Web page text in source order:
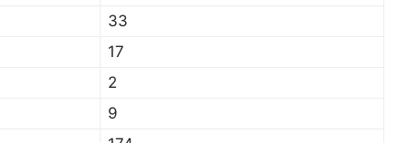
33
17
2
9